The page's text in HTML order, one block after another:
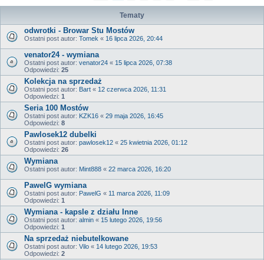
Tematy
odwrotki - Browar Stu Mostów
Ostatni post autor: Tomek « 16 lipca 2026, 20:44
venator24 - wymiana
Ostatni post autor: venator24 « 15 lipca 2026, 07:38
Odpowiedzi: 25
Kolekcja na sprzedaż
Ostatni post autor: Bart « 12 czerwca 2026, 11:31
Odpowiedzi: 1
Seria 100 Mostów
Ostatni post autor: KZK16 « 29 maja 2026, 16:45
Odpowiedzi: 8
Pawlosek12 dubelki
Ostatni post autor: pawlosek12 « 25 kwietnia 2026, 01:12
Odpowiedzi: 26
Wymiana
Ostatni post autor: Mint888 « 22 marca 2026, 16:20
PawelG wymiana
Ostatni post autor: PawelG « 11 marca 2026, 11:09
Odpowiedzi: 1
Wymiana - kapsle z działu Inne
Ostatni post autor: almin « 15 lutego 2026, 19:56
Odpowiedzi: 1
Na sprzedaż niebutelkowane
Ostatni post autor: Vilo « 14 lutego 2026, 19:53
Odpowiedzi: 2